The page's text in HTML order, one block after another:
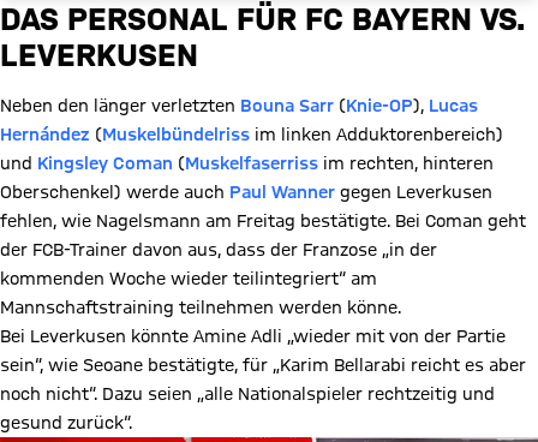
DAS PERSONAL FÜR FC BAYERN VS.
LEVERKUSEN
Neben den länger verletzten Bouna Sarr (Knie-OP), Lucas
Hernández (Muskelbündelriss im linken Adduktorenbereich)
und Kingsley Coman (Muskelfaserriss im rechten, hinteren
Oberschenkel) werde auch Paul Wanner gegen Leverkusen
fehlen, wie Nagelsmann am Freitag bestätigte. Bei Coman geht
der FCB-Trainer davon aus, dass der Franzose „in der
kommenden Woche wieder teilintegriert“ am
Mannschaftstraining teilnehmen werden könne.
Bei Leverkusen könnte Amine Adli „wieder mit von der Partie
sein“, wie Seoane bestätigte, für „Karim Bellarabi reicht es aber
noch nicht“. Dazu seien „alle Nationalspieler rechtzeitig und
gesund zurück“.